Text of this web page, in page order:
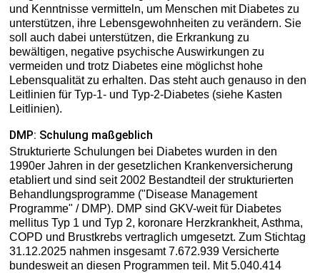
und Kenntnisse vermitteln, um Menschen mit Diabetes zu
unterstützen, ihre Lebensgewohnheiten zu verändern. Sie
soll auch dabei unterstützen, die Erkrankung zu
bewältigen, negative psychische Auswirkungen zu
vermeiden und trotz Diabetes eine möglichst hohe
Lebensqualität zu erhalten. Das steht auch genauso in den
Leitlinien für Typ-1- und Typ-2-Diabetes (siehe Kasten
Leitlinien).
DMP: Schulung maßgeblich
Strukturierte Schulungen bei Diabetes wurden in den
1990er Jahren in der gesetzlichen Krankenversicherung
etabliert und sind seit 2002 Bestandteil der strukturierten
Behandlungsprogramme ("Disease Management
Programme" / DMP). DMP sind GKV-weit für Diabetes
mellitus Typ 1 und Typ 2, koronare Herzkrankheit, Asthma,
COPD und Brustkrebs vertraglich umgesetzt. Zum Stichtag
31.12.2025 nahmen insgesamt 7.672.939 Versicherte
bundesweit an diesen Programmen teil. Mit 5.040.414